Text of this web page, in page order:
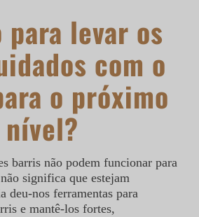
levar os
com o
o próximo
nível?
barris não podem funcionar para
significa que estejam
deu-nos ferramentas para
e mantê-los fortes,